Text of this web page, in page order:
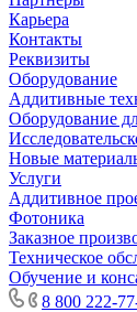
Карьера
Контакты
Реквизиты
Оборудование
Аддитивные
Оборудование
Новые
Услуги
Аддитивное
Фотоника
Заказное
Техническое
Обучение и
8 800 222-